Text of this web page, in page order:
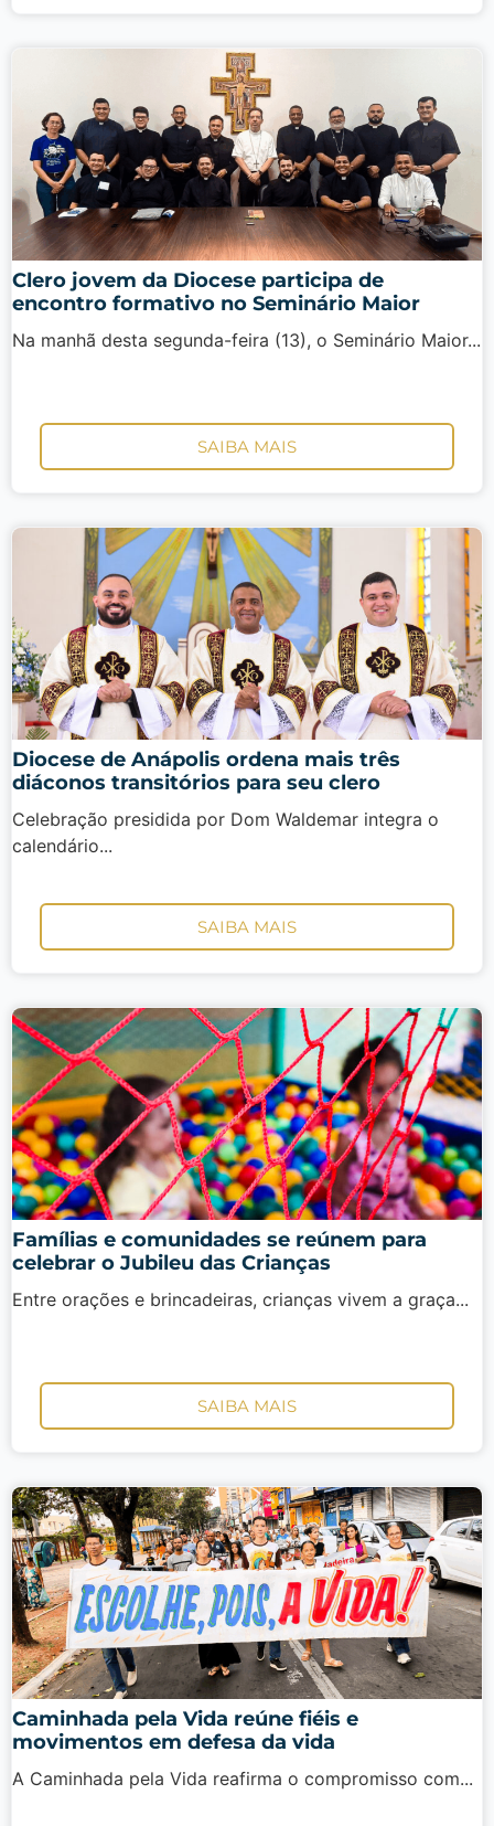
Clero jovem da Diocese participa de
encontro formativo no Seminário Maior
Na manhã desta segunda-feira (13), o Seminário Maior...
SAIBA MAIS
Diocese de Anápolis ordena mais três
diáconos transitórios para seu clero
Celebração presidida por Dom Waldemar integra o
calendário...
SAIBA MAIS
Famílias e comunidades se reúnem para
celebrar o Jubileu das Crianças
Entre orações e brincadeiras, crianças vivem a graça...
SAIBA MAIS
Caminhada pela Vida reúne fiéis e
movimentos em defesa da vida
A Caminhada pela Vida reafirma o compromisso com...